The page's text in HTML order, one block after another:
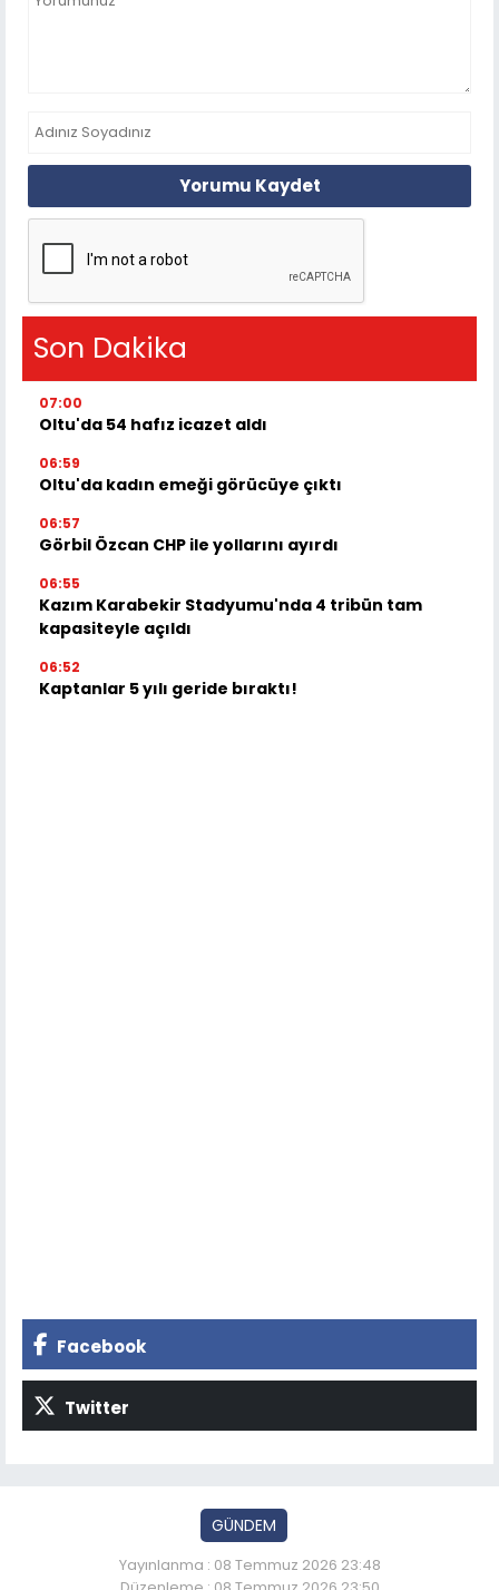
Yorumu Kaydet
Son Dakika
07:00
Oltu'da 54 hafız icazet aldı
06:59
Oltu'da kadın emeği görücüye çıktı
06:57
Görbil Özcan CHP ile yollarını ayırdı
06:55
Kazım Karabekir Stadyumu'nda 4 tribün tam
kapasiteyle açıldı
06:52
Kaptanlar 5 yılı geride bıraktı!
Facebook
Twitter
GÜNDEM
Yayınlanma : 08 Temmuz 2026 23:48